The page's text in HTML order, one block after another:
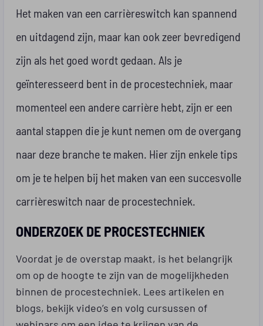
Het maken van een carrièreswitch kan spannend
en uitdagend zijn, maar kan ook zeer bevredigend
zijn als het goed wordt gedaan. Als je
geïnteresseerd bent in de procestechniek, maar
momenteel een andere carrière hebt, zijn er een
aantal stappen die je kunt nemen om de overgang
naar deze branche te maken. Hier zijn enkele tips
om je te helpen bij het maken van een succesvolle
carrièreswitch naar de procestechniek.
ONDERZOEK DE PROCESTECHNIEK
Voordat je de overstap maakt, is het belangrijk
om op de hoogte te zijn van de mogelijkheden
binnen de procestechniek. Lees artikelen en
blogs, bekijk video’s en volg cursussen of